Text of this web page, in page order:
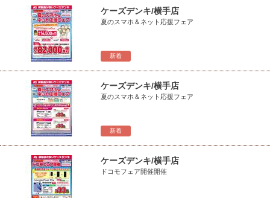
新着
ケーズデンキ/横手店
夏のスマホ＆ネット応援フェア
新着
ケーズデンキ/横手店
夏のスマホ＆ネット応援フェア
ケーズデンキ/横手店
ドコモフェア開催開催